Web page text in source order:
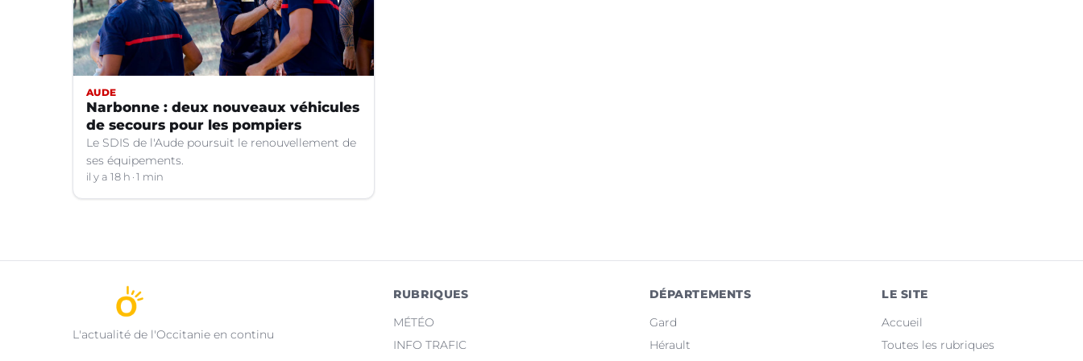
AUDE
Narbonne : deux nouveaux véhicules
de secours pour les pompiers
Le SDIS de l'Aude poursuit le renouvellement de
ses équipements.
il y a 18 h 1 min
L'actualité de l'Occitanie en continu
RUBRIQUES
MÉTÉO
INFO TRAFIC
DÉPARTEMENTS
Gard
Hérault
LE SITE
Accueil
Toutes les rubriques